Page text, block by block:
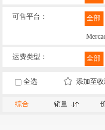
可售平台： 全部
运费类型： 全部
全选 添加至
综合 销量